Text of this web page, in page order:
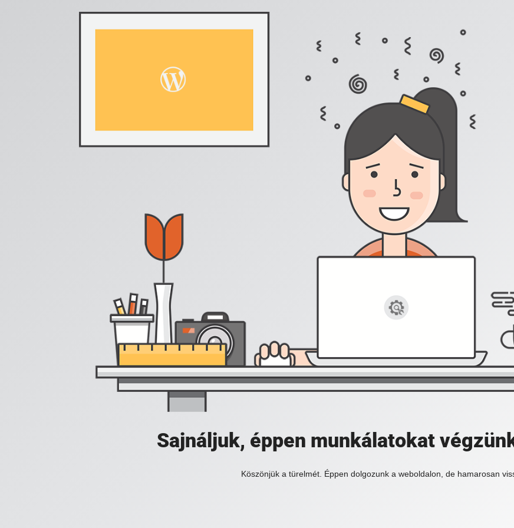
Sajnáljuk, éppen munkálatokat
Köszönjük a türelmét. Éppen dolgozunk a weboldalon, de hamarosan